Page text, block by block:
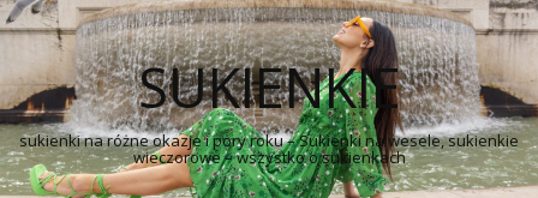
SUKIENKIE
sukienki na różne okazje i pory roku – Sukienki na wesele, sukienkie
wieczorowe – wszystko o sukienkach